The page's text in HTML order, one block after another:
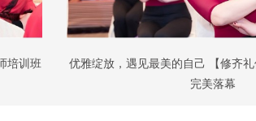
培训班
优雅绽放，遇见最美的自己 【修齐礼
完美落幕